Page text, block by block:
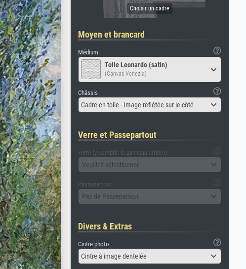
Moyen et brancard
Médium
Toile Leonardo (satin)
(Canvas Venezia)
Châssis
Cadre en toile - Image reflétée sur le côté
Verre et Passepartout
verre (y compris le panneau arrière)
Veuillez sélectionner
Passepartout
Pas de Passepartout
Divers & Extras
Cintre photo
Cintre à image dentelée